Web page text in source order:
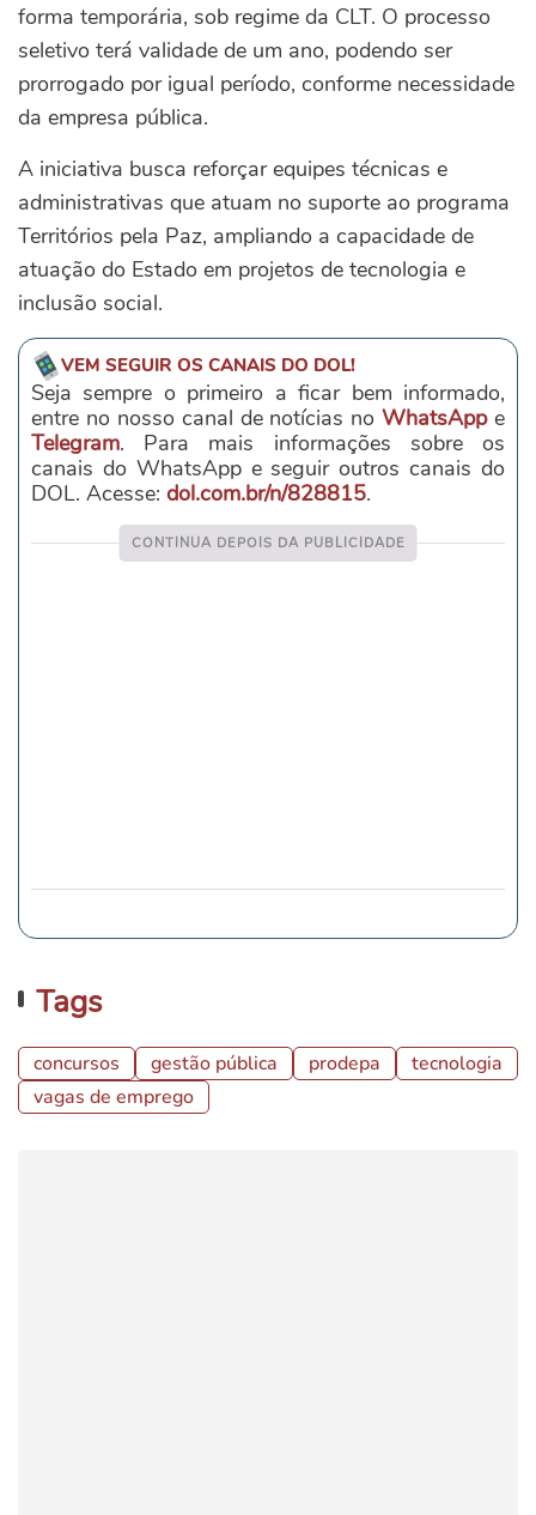
forma temporária, sob regime da CLT. O processo
seletivo terá validade de um ano, podendo ser
prorrogado por igual período, conforme necessidade
da empresa pública.
A iniciativa busca reforçar equipes técnicas e
administrativas que atuam no suporte ao programa
Territórios pela Paz, ampliando a capacidade de
atuação do Estado em projetos de tecnologia e
inclusão social.
VEM SEGUIR OS CANAIS DO DOL!
Seja sempre o primeiro a ficar bem informado,
entre no nosso canal de notícias noWhatsAppe
Telegram. Para mais informações sobre os
canais do WhatsApp e seguir outros canais do
DOL. Acesse: dol.com.br/n/828815.
Tags
concursos gestão pública prodepa
tecnologia
vagas de emprego